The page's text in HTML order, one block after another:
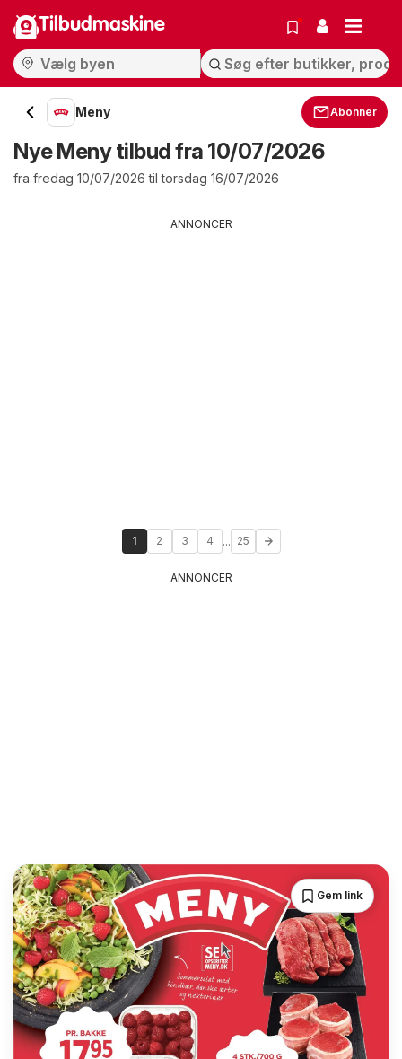
Tilbudmaskine
Meny Abonner
Nye Meny tilbud fra 10/07/2026
fra fredag 10/07/2026 til torsdag 16/07/2026
ANNONCER
1 2 3 4 ... 25
ANNONCER
Gem link